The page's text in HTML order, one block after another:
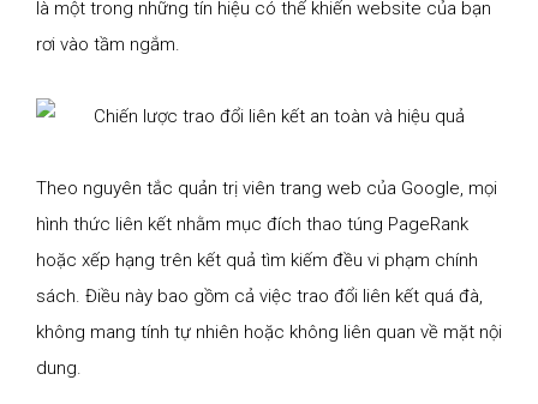
là một trong những tín hiệu có thể khiến website của bạn
rơi vào tầm ngắm.
Theo nguyên tắc quản trị viên trang web của Google, mọi
hình thức liên kết nhằm mục đích thao túng PageRank
hoặc xếp hạng trên kết quả tìm kiếm đều vi phạm chính
sách. Điều này bao gồm cả việc trao đổi liên kết quá đà,
không mang tính tự nhiên hoặc không liên quan về mặt nội
dung.